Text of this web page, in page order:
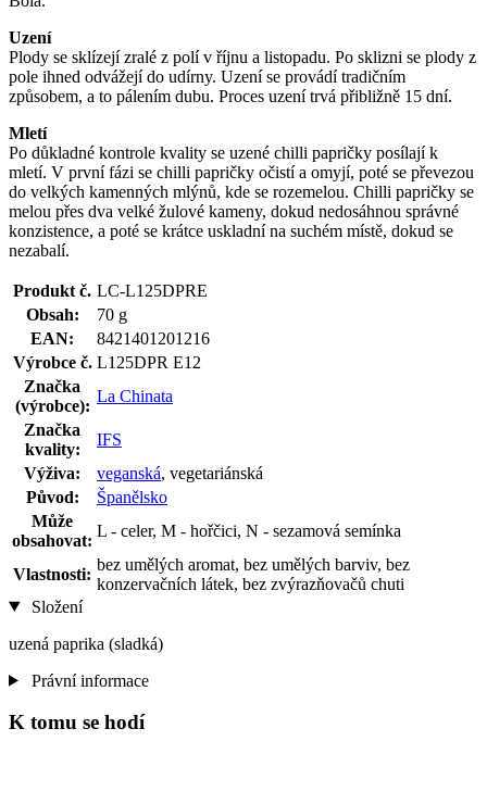
Uzení
Plody se sklízejí zralé z polí v říjnu a listopadu. Po sklizni se plody z
pole ihned odvážejí do udírny. Uzení se provádí tradičním
způsobem, a to pálením dubu. Proces uzení trvá přibližně 15 dní.
Mletí
Po důkladné kontrole kvality se uzené chilli papričky posílají k
mletí. V první fázi se chilli papričky očistí a omyjí, poté se převezou
do velkých kamenných mlýnů, kde se rozemelou. Chilli papričky se
melou přes dva velké žulové kameny, dokud nedosáhnou správné
konzistence, a poté se krátce uskladní na suchém místě, dokud se
nezabalí.
Produkt č. LC-L125DPRE
Obsah:
70 g
EAN:
8421401201216
Výrobce č. L125DPR E12
Značka
(výrobce):
La Chinata
Značka
kvality:
IFS
Výživa:
veganská, vegetariánská
Původ:
Španělsko
Může
obsahovat:
L - celer, M - hořčici, N - sezamová semínka
Vlastnosti:
bez umělých aromat, bez umělých barviv, bez
konzervačních látek, bez zvýrazňovačů chuti
Složení
uzená paprika (sladká)
Právní informace
K tomu se hodí